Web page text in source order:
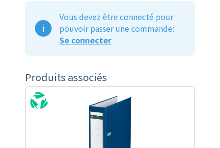
Vous devez être connecté pour
pouvoir passer une commande:
Se connecter
Produits associés